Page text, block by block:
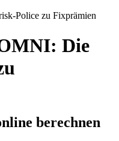
Die
berechnen